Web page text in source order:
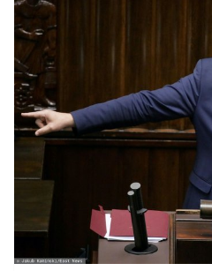
rozpoczęcia roku szkolnego.
Na antenie TVP Info minister
Czarnek przedstawił plan
edukacyjnego, który będzie
szkolnym. Choć jakiś czas
przestrzeni publicznej
hybrydowy tok nauki może
rozwiał wszelkie wątpliwości
września wszystkie dzieci i
do szkoły w pełnym trybie
minister edukacji.
również, że na odpoczynek "po
szkolnym, który w dużej części
mają jeszcze trzy tygodnie.
zakupy Zdaniem ministra
czas, by rozejrzeć się za
w zakupie których, pomóc ma,